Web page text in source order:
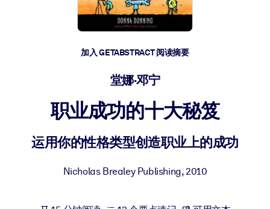
技能提升与重塑
培养您的员工应对未来挑战所需的技能。
面向 LMS/LXP
将简短且经过验证的知识引入您的 LMS/LXP，以获得更强的学习效
加入 GETABSTRACT 阅读摘要
堂娜·邓宁
职业成功的十大秘笈
运用你的性格类型创造职业上的成功
Nicholas Brealey Publishing,2010